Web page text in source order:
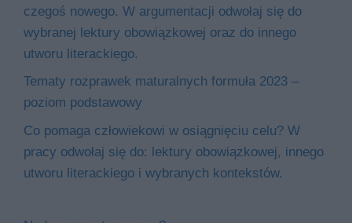
czegoś nowego. W argumentacji odwołaj się do
wybranej lektury obowiązkowej oraz do innego
utworu literackiego.
Tematy rozprawek maturalnych formuła 2023 –
poziom podstawowy
Co pomaga człowiekowi w osiągnięciu celu? W
pracy odwołaj się do: lektury obowiązkowej, innego
utworu literackiego i wybranych kontekstów.